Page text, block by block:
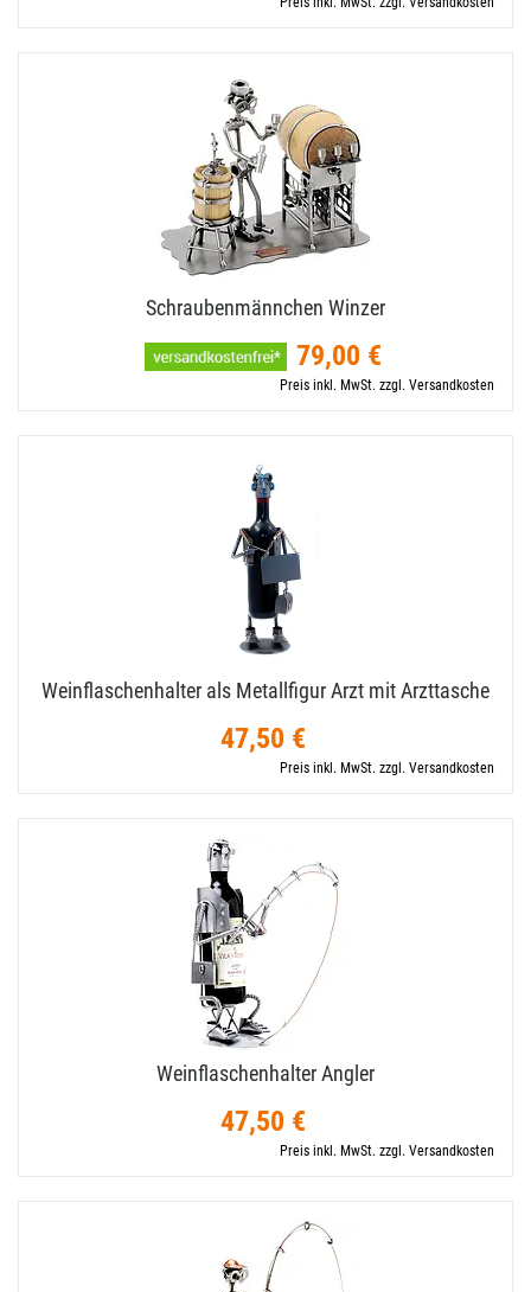
Schraubenmännchen Winzer
79,00 €
Preis inkl. MwSt. zzgl. Versandkosten
Weinflaschenhalter als Metallfigur Arzt mit Arzttasche
47,50 €
Preis inkl. MwSt. zzgl. Versandkosten
Weinflaschenhalter Angler
47,50 €
Preis inkl. MwSt. zzgl. Versandkosten